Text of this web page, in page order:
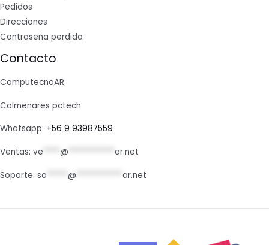
Pedidos
Direcciones
Contraseña perdida
Contacto
ComputecnoAR
Colmenares pctech
Whatsapp: +56 9 93987559
Ventas: ve @ ar.net
Soporte: so @ ar.net